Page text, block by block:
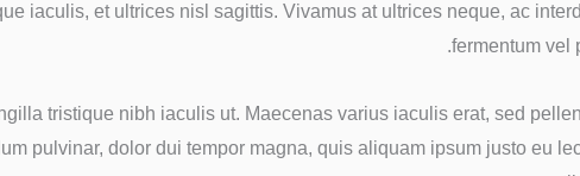
iaculis, et ultrices nisl sagittis. Vivamus at ultrices neque, ac
fermentum vel
tristique nibh iaculis ut. Maecenas varius iaculis erat, sed
pulvinar, dolor dui tempor magna, quis aliquam ipsum justo eu